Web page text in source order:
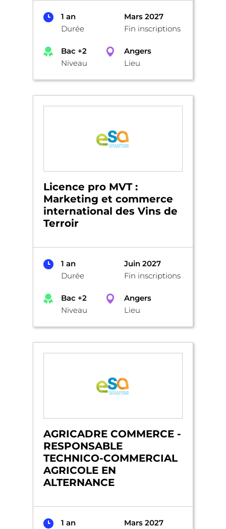
1 an
Durée
Mars 2027
Fin inscriptions
Bac +2
Niveau
Angers
Lieu
Licence pro MVT :
Marketing et commerce
international des Vins de
Terroir
1 an
Durée
Juin 2027
Fin inscriptions
Bac +2
Niveau
Angers
Lieu
AGRICADRE COMMERCE -
RESPONSABLE
TECHNICO-COMMERCIAL
AGRICOLE EN
ALTERNANCE
1 an
Mars 2027